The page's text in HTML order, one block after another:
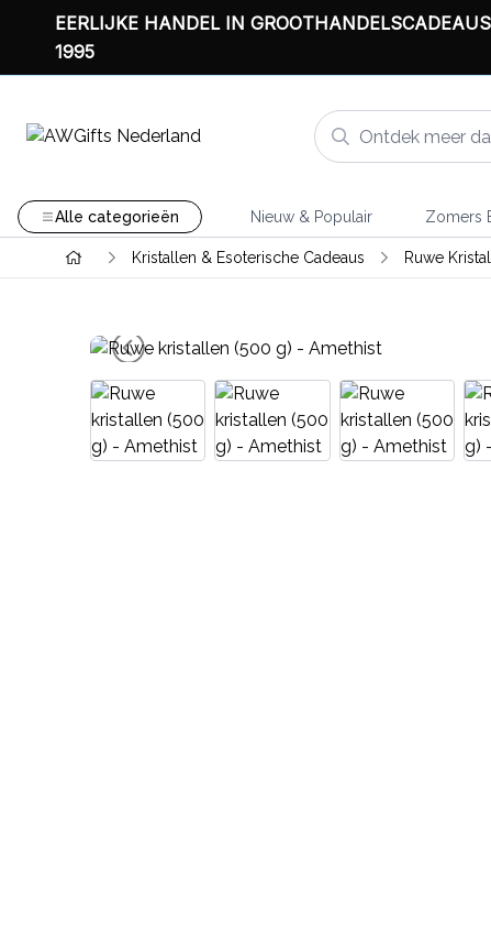
EERLIJKE HANDEL IN
1995
Alle categorieën Nieuw & Populair Zomers
Kristallen & Esoterische Cadeaus Ruwe